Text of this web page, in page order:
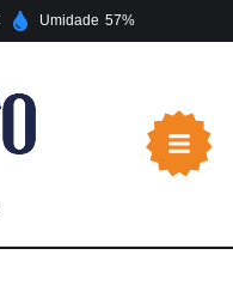
Umidade 57